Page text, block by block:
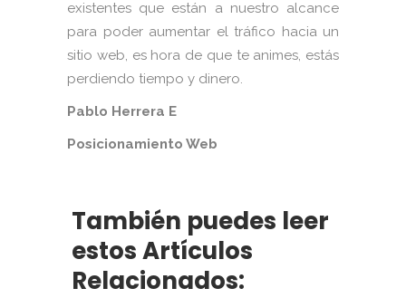
existentes que están a nuestro alcance
para poder aumentar el tráfico hacia un
sitio web, es hora de que te animes, estás
perdiendo tiempo y dinero.
Pablo Herrera E
Posicionamiento Web
También puedes leer
estos Artículos
Relacionados: